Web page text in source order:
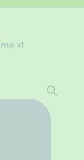
x1